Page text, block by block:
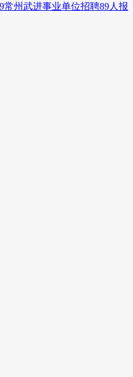
常州武进事业单位招聘89人报